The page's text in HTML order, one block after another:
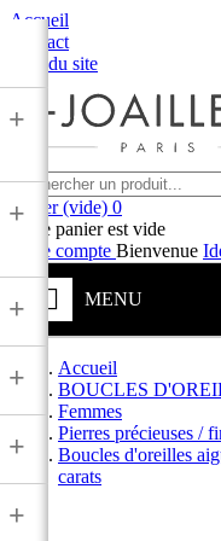
Accueil
Contact
Plan du site
Panier (vide) 0
Votre panier est vide
Votre compte Bienvenue
MENU
+
+
+
+
+
+
Accueil
BOUCLES
Femmes
Pierres précieuses /
Boucles d'oreilles
carats